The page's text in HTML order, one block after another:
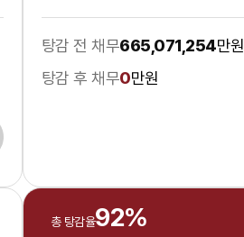
탕감 전 채무665,071,254만원
탕감 후 채무0만원
총 탕감율92%